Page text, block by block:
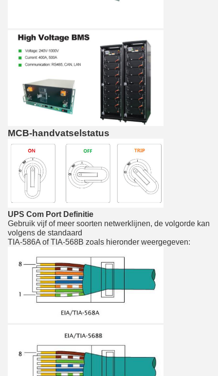
MCB-handvatselstatus
UPS Com Port Definitie
Gebruik vijf of meer soorten netwerklijnen, de volgorde kan
volgens de standaard
TIA-586A of TIA-568B zoals hieronder weergegeven: